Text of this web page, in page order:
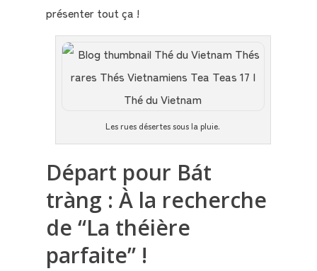
présenter tout ça !
Les rues désertes sous la pluie.
Départ pour Bát
tràng : À la recherche
de “La théière
parfaite” !